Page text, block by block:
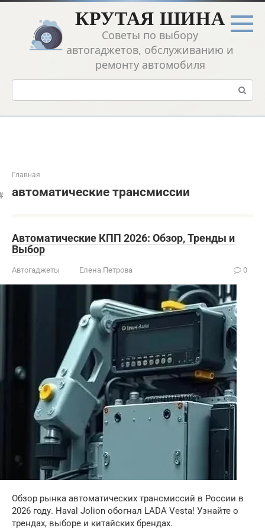
Перейти
контенту
КРУТАЯ ШИНА
Советы по выбору
автогаджетов, обслуживанию и
ремонту автомобиля
Поиск:
Главная
автоматические трансмиссии
Автоматические КПП 2026: Обзор, Тренды и
Выбор
Автогаджеты Елена Петрова 0
Обзор рынка автоматических трансмиссий в России в
2026 году. Haval Jolion обогнал LADA Vesta! Узнайте о
трендах, выборе и китайских брендах.